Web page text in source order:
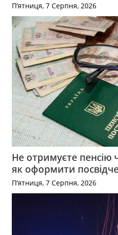
П’ятниця, 7 Серпня, 2026
Не отримуєте пенсію
як оформити
П’ятниця, 7 Серпня, 2026